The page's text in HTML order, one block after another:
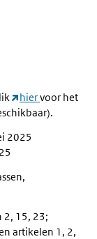
hiervoor het
2025
2, 15, 23;
artikelen 1, 2,